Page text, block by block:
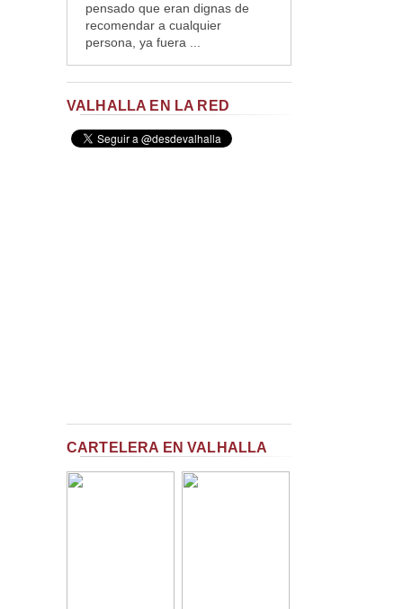
pensado que eran dignas de
recomendar a cualquier
persona, ya fuera ...
VALHALLA EN LA RED
CARTELERA EN VALHALLA